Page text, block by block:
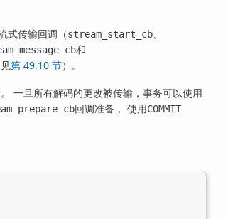
式传输回调（stream_start_cb、
和
第 49.10 节）。
一旦所有解码的更改被传输，事务可以使用
回调准备， 使用COMMIT